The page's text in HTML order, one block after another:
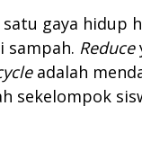
gaya hidup
sampah. Reduce
adalah
sekelompok